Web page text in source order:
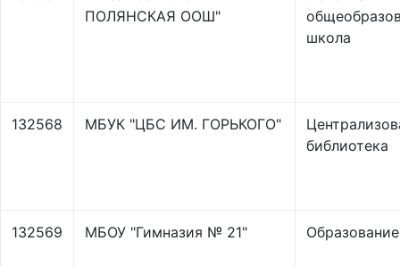
ПОЛЯНСКАЯ ООШ"
школа
132568 МБУК "ЦБС ИМ. ГОРЬКОГО"
библиотека
132569 МБОУ "Гимназия № 21" Образование